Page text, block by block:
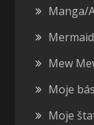
Manga/
Mew
Moje
Moje